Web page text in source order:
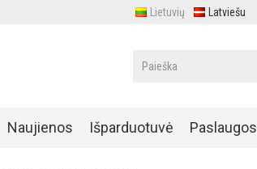
Lietuvių Latviešu
Naujienos Išparduotuvė Paslaugos